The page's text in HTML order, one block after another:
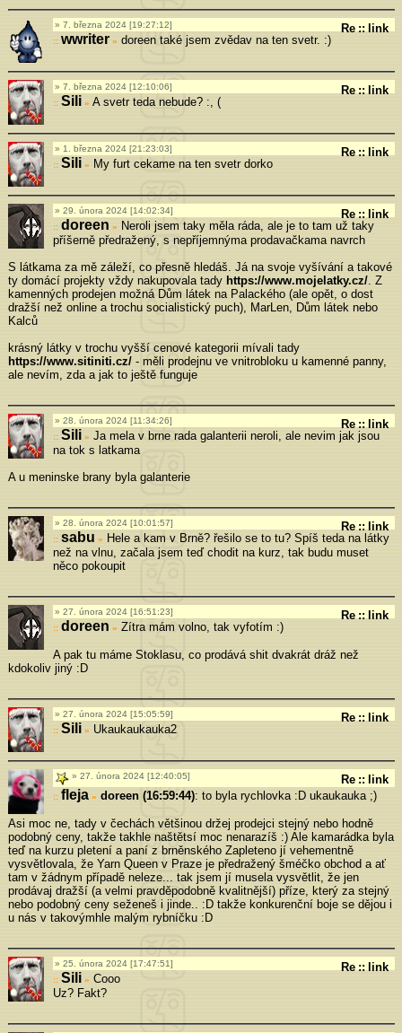
7. března 2024 [19:27:12] Re :: link
wwriter» doreen také jsem zvědav na ten svetr. :)
7. března 2024 [12:10:06] Re :: link
Sili » A svetr teda nebude? :, (
1. března 2024 [21:23:03] Re :: link
Sili » My furt cekame na ten svetr dorko
29. února 2024 [14:02:34] Re :: link
doreen »
Neroli jsem taky měla ráda, ale je to tam už taky
příšerně předražený, s nepříjemnýma prodavačkama navrch
S látkama za mě záleží, co přesně hledáš. Já na svoje vyšívání a takové
ty domácí projekty vždy nakupovala tady https://www.mojelatky.cz/. Z
kamenných prodejen možná Dům látek na Palackého (ale opět, o dost
dražší než online a trochu socialistický puch), MarLen, Dům látek nebo
Kalců
krásný látky v trochu vyšší cenové kategorii mívali tady
https://www.sitiniti.cz/- měli prodejnu ve vnitrobloku u kamenné panny,
ale nevím, zda a jak to ještě funguje
28. února 2024 [11:34:26] Re :: link
Sili » Ja mela v brne rada galanterii neroli, ale nevim jak jsou
na tok s latkama
A u meninske brany byla galanterie
28. února 2024 [10:01:57] Re :: link
sabu »
Hele a kam v Brně? řešilo se to tu? Spíš teda na látky
než na vlnu, začala jsem teď chodit na kurz, tak budu muset
něco pokoupit
27. února 2024 [16:51:23] Re :: link
doreen » Zítra mám volno, tak vyfotím :)
A pak tu máme Stoklasu, co prodává shit dvakrát dráž než
kdokoliv jiný :D
27. února 2024 [15:05:59] Re :: link
Sili » Ukaukaukauka2
27. února 2024 [12:40:05] Re :: link
fleja» doreen (16:59:44): to byla rychlovka :D ukaukauka ;)
Asi moc ne, tady v čechách většinou držej prodejci stejný nebo hodně
podobný ceny, takže takhle naštětsí moc nenarazíš :) Ale kamarádka byla
teď na kurzu pletení a paní z brněnského Zapleteno jí vehementně
vysvětlovala, že Yarn Queen v Praze je předražený šméčko obchod a ať
tam v žádnym případě neleze... tak jsem jí musela vysvětlit, že jen
prodávaj dražší (a velmi pravděpodobně kvalitnější) příze, který za stejný
nebo podobný ceny seženeš i jinde.. :D takže konkurenční boje se dějou i
u nás v takovýmhle malým rybníčku :D
25. února 2024 [17:47:51] Re :: link
Sili » Cooo
Uz? Fakt?